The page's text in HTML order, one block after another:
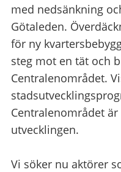
med nedsänkning
Götaleden.
för ny
steg mot en tät och
Centralenområdet.
Centralenområdet
utvecklingen.
Vi söker nu aktörer